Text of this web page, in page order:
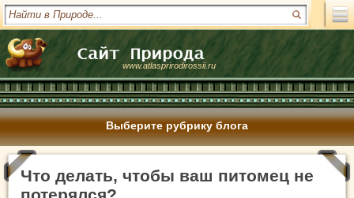
www.atlasprirodirossii.ru
Выберите рубрику блога
Что делать, чтобы ваш питомец не